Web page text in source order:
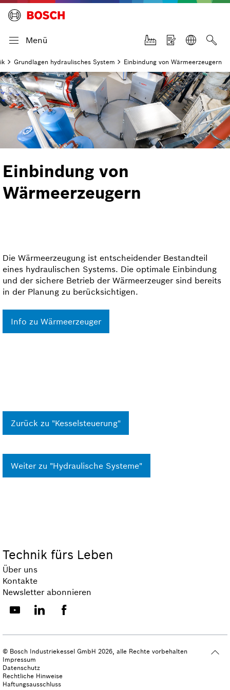
Menü
Grundlagen hydraulisches System Einbindung von Wärmeerzeugern
Einbindung von
Wärmeerzeugern
Die Wärmeerzeugung ist entscheidender Bestandteil
eines hydraulischen Systems. Die optimale Einbindung
und der sichere Betrieb der Wärmeerzeuger sind bereits
in der Planung zu berücksichtigen.
Info zu Wärmeerzeuger
Zurück zu "Kesselsteuerung"
Weiter zu "Hydraulische Systeme"
Technik fürs Leben
Über uns
Kontakte
Newsletter abonnieren
© Bosch Industriekessel GmbH 2026, alle Rechte vorbehalten
Impressum
Datenschutz
Rechtliche Hinweise
Haftungsausschluss